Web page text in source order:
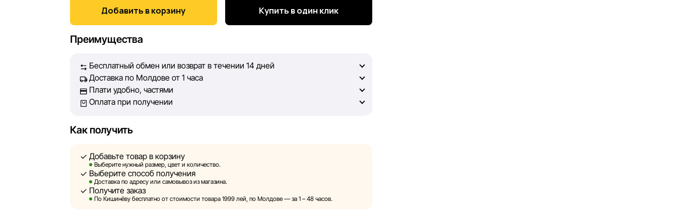
Каждый день мы работаем над тем, чтобы информация о товарах и услугах,
представленная на сайте, была максимально полной, объективной и актуальной.
принять лучшее решение о покупке.
Однако, несмотря на постоянный контроль, Sportlandia не может гарантировать
абсолютную точность всех данных, размещённых на сайте, ввиду возможных
технических ошибок или сбоев. Мы также не отвечаем за содержание и
актуальность информации на сторонних ресурсах, ссылки на которые могут
Sportlandia оставляет за собой право в одностороннем порядке и без
предварительного уведомления вносить изменения в описания, характеристики
и потребительские свойства товаров. Изображения, представленные на сайте,
являются смоделированными и служат исключительно для иллюстрации. Общая
информация о товарах предоставляется в ознакомительных целях.
Добавить в корзину Купить в один клик
Преимущества
Бесплатный обмен или возврат в течении 14 дней
Доставка по Молдове от 1 часа
Плати удобно, частями
Оплата при получении
Как получить
Добавьте товар в корзину
Выберите нужный размер, цвет и количество.
Выберите способ получения
Доставка по адресу или самовывоз из магазина.
Получите заказ
По Кишинёву бесплатно от стоимости товара 1999 лей, по Молдове — за 1 – 48 часов.